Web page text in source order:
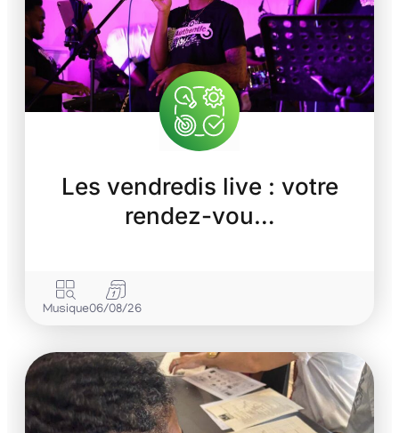
Les vendredis live : votre
rendez-vou…
Musique06/08/26